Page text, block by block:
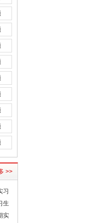
>>
习
生
实